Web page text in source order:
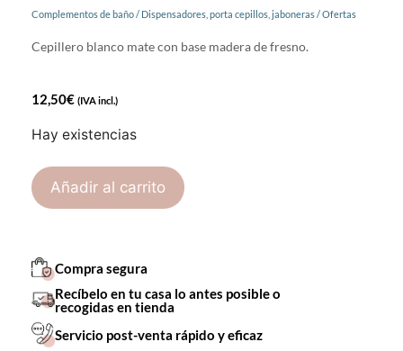
Complementos de baño/ Dispensadores, porta cepillos, jaboneras/Ofertas
Cepillero blanco mate con base madera de fresno.
12,50€ (IVA incl.)
Hay existencias
Añadir al carrito
Compra segura
Recíbelo en tu casa lo antes posible o
recogidas en tienda
Servicio post-venta rápido y eficaz